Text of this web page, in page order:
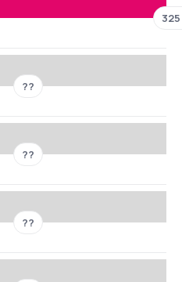
??
??
??